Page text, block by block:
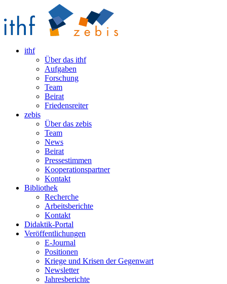
ithf
Über das ithf
Aufgaben
Forschung
Team
Beirat
Friedensreiter
zebis
Über das zebis
Team
News
Beirat
Pressestimmen
Kooperationspartner
Kontakt
Bibliothek
Recherche
Arbeitsberichte
Kontakt
Didaktik-Portal
Veröffentlichungen
E­-Journal
Positionen
Kriege und Krisen der Gegenwart
Newsletter
Jahresberichte